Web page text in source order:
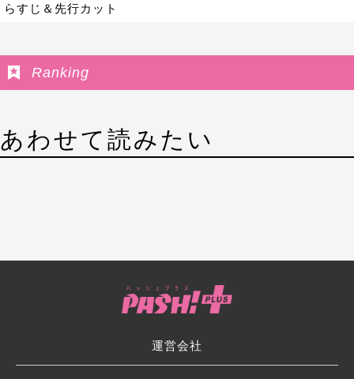
らすじ＆先行カット
Ranking
あわせて読みたい
運営会社